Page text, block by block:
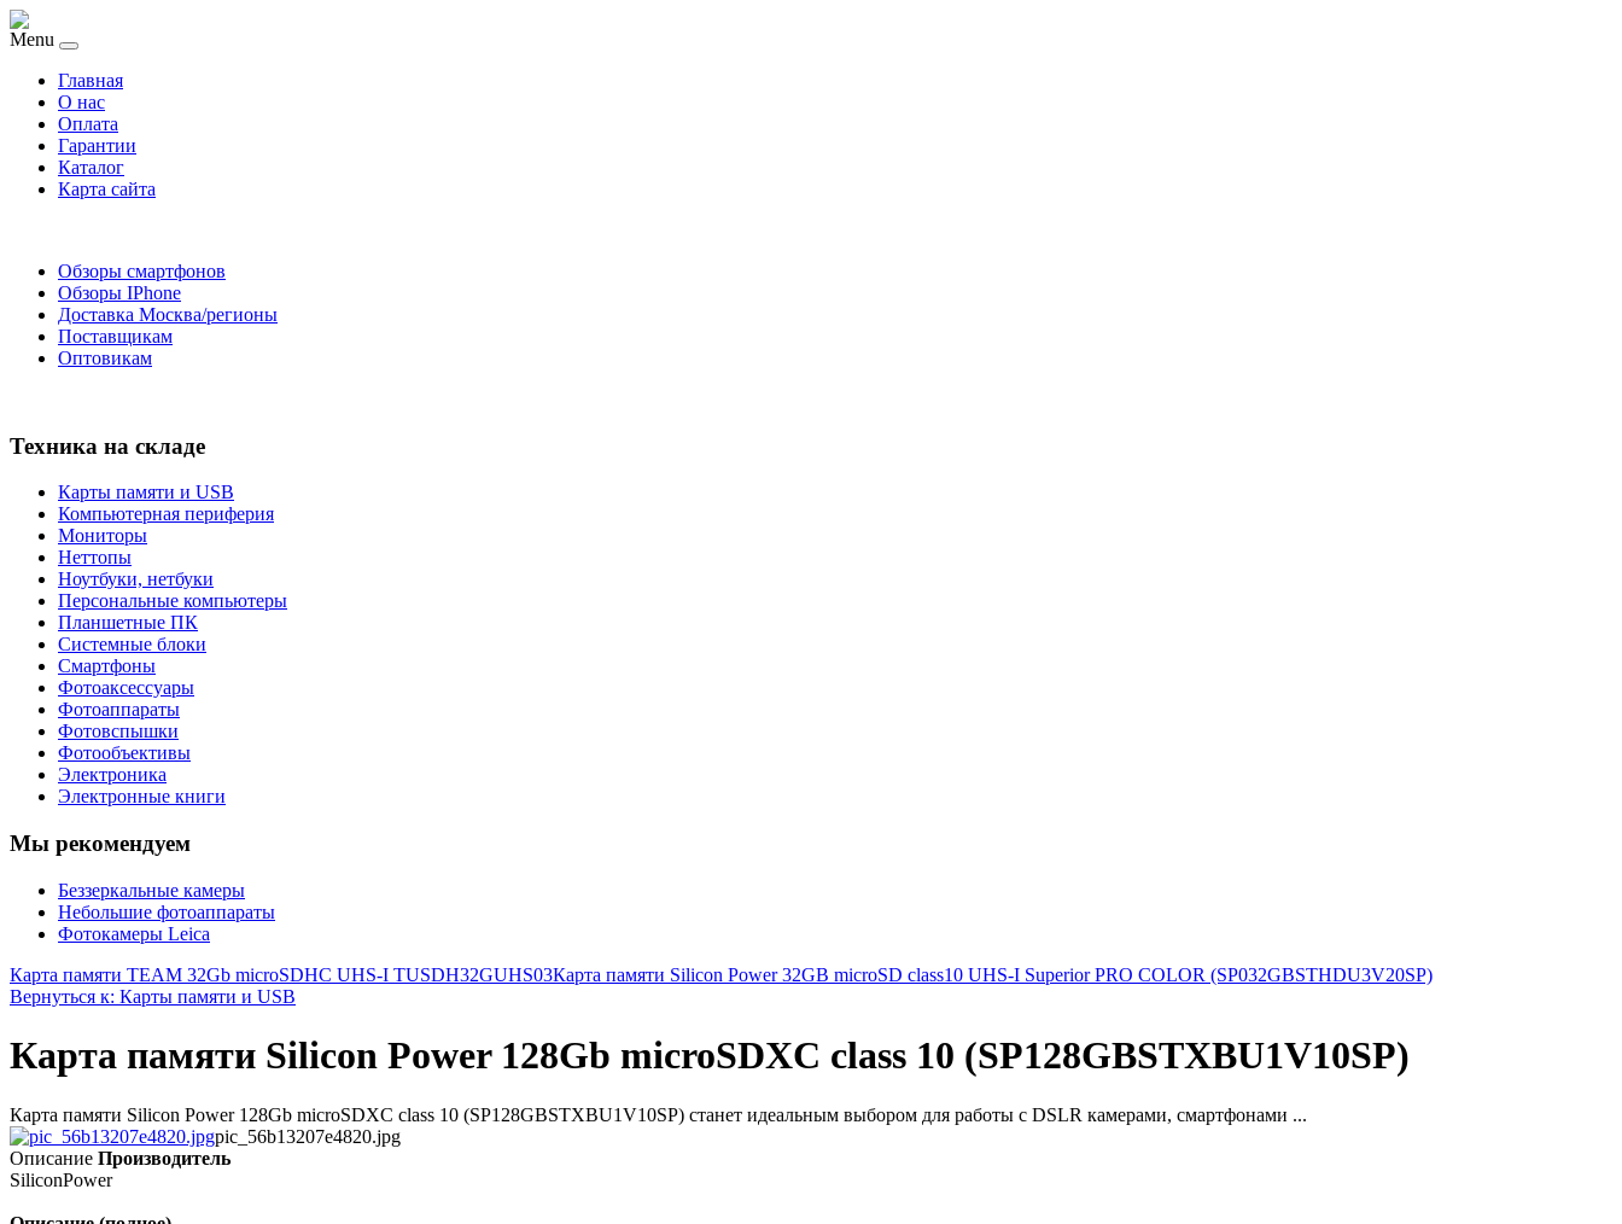
Menu
Главная
O нас
Оплата
Гарантии
Каталог
Карта сайта
Обзоры смартфонов
Обзоры IPhone
Доставка Москва/регионы
Поставщикам
Оптовикам
Техника на складе
Карты памяти и USB
Компьютерная периферия
Мониторы
Неттопы
Ноутбуки, нетбуки
Персональные компьютеры
Планшетные ПК
Системные блоки
Смартфоны
Фотоаксессуары
Фотоаппараты
Фотовспышки
Фотообъективы
Электроника
Электронные книги
Мы рекомендуем
Беззеркальные камеры
Небольшие фотоаппараты
Фотокамеры Leica
Карта памяти TEAM 32Gb microSDHC UHS-I TUSDH32GUHS03Карта памяти Silicon Power 32GB microSD class10 UHS-I Superior PRO COLOR (SP032GBSTHDU3V20SP)
Вернуться к: Карты памяти и USB
Карта памяти Silicon Power 128Gb microSDXC class 10 (SP128GBSTXBU1V10SP)
Карта памяти Silicon Power 128Gb microSDXC class 10 (SP128GBSTXBU1V10SP) станет идеальным выбором для работы с DSLR камерами, смартфонами ...
pic_56b13207e4820.jpg
Описание Производитель
SiliconPower